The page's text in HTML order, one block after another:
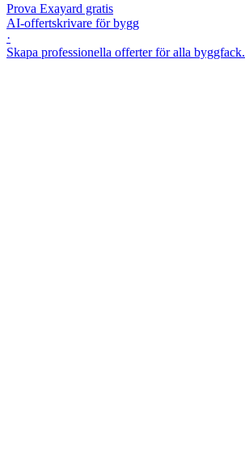
Prova Exayard gratis
AI-offertskrivare för bygg
·
Skapa professionella offerter för alla byggfack.